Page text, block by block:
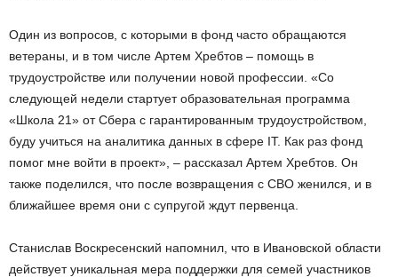
Один из вопросов, с которыми в фонд часто обращаются
ветераны, и в том числе Артем Хребтов – помощь в
трудоустройстве или получении новой профессии. «Со
следующей недели стартует образовательная программа
«Школа 21» от Сбера с гарантированным трудоустройством,
буду учиться на аналитика данных в сфере IT. Как раз фонд
помог мне войти в проект», – рассказал Артем Хребтов. Он
также поделился, что после возвращения с СВО женился, и в
ближайшее время они с супругой ждут первенца.
Станислав Воскресенский напомнил, что в Ивановской области
действует уникальная мера поддержки для семей участников